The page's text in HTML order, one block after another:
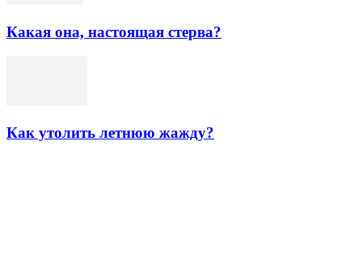
Какая она, настоящая стерва?
Как утолить летнюю жажду?